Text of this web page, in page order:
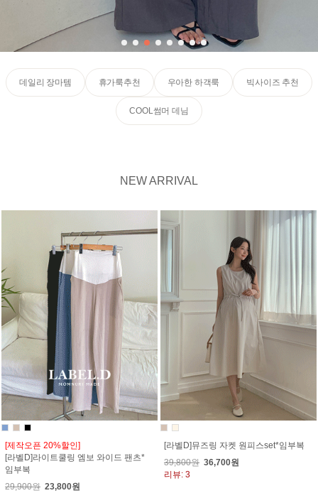
데일리 장마템 휴가룩추천 우아한 하객룩 빅사이즈 추천
COOL썸머 데님
NEW ARRIVAL
[제작오픈 20%할인]
[라벨D]라이트쿨링 엠보 와이드 팬츠*
임부복
29,900원 23,800원
[라벨D]뮤즈링 자켓 원피스set*임부복
39,800원 36,700원
리뷰: 3